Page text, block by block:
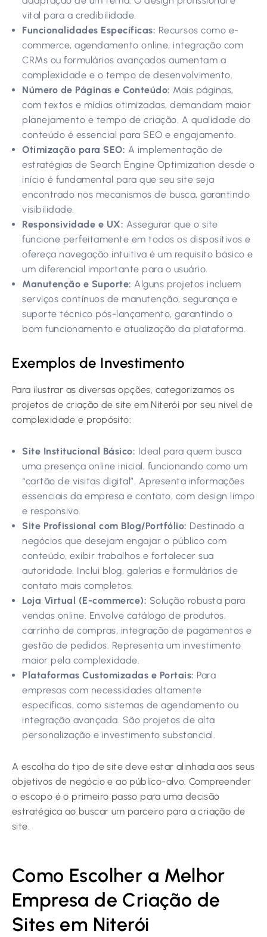
vital para a credibilidade.
Funcionalidades Específicas: Recursos como e-
commerce, agendamento online, integração com
CRMs ou formulários avançados aumentam a
complexidade e o tempo de desenvolvimento.
Número de Páginas e Conteúdo: Mais páginas,
com textos e mídias otimizadas, demandam maior
planejamento e tempo de criação. A qualidade do
conteúdo é essencial para SEO e engajamento.
Otimização para SEO: A implementação de
estratégias de Search Engine Optimization desde o
início é fundamental para que seu site seja
encontrado nos mecanismos de busca, garantindo
visibilidade.
Responsividade e UX: Assegurar que o site
funcione perfeitamente em todos os dispositivos e
ofereça navegação intuitiva é um requisito básico e
um diferencial importante para o usuário.
Manutenção e Suporte: Alguns projetos incluem
serviços contínuos de manutenção, segurança e
suporte técnico pós-lançamento, garantindo o
bom funcionamento e atualização da plataforma.
Exemplos de Investimento
Para ilustrar as diversas opções, categorizamos os
projetos de criação de site em Niterói por seu nível de
complexidade e propósito:
Site Institucional Básico: Ideal para quem busca
uma presença online inicial, funcionando como um
“cartão de visitas digital”. Apresenta informações
essenciais da empresa e contato, com design limpo
e responsivo.
Site Profissional com Blog/Portfólio: Destinado a
negócios que desejam engajar o público com
conteúdo, exibir trabalhos e fortalecer sua
autoridade. Inclui blog, galerias e formulários de
contato mais completos.
Loja Virtual (E-commerce): Solução robusta para
vendas online. Envolve catálogo de produtos,
carrinho de compras, integração de pagamentos e
gestão de pedidos. Representa um investimento
maior pela complexidade.
Plataformas Customizadas e Portais: Para
empresas com necessidades altamente
específicas, como sistemas de agendamento ou
integração avançada. São projetos de alta
personalização e investimento substancial.
A escolha do tipo de site deve estar alinhada aos seus
objetivos de negócio e ao público-alvo. Compreender
o escopo é o primeiro passo para uma decisão
estratégica ao buscar um parceiro para a criação de
site.
Como Escolher a Melhor
Empresa de Criação de
Sites em Niterói